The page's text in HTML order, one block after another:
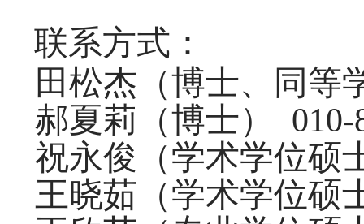
联系方式：
田松杰（博士、同等
郝夏莉 （博士）
010-
祝永俊 （学术学位硕
王晓茹（学术学位硕